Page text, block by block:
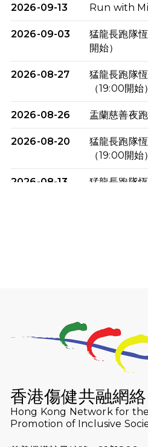
2026-09-13 Run with
2026-09-03
猛龍長跑隊
開始）
2026-08-27
猛龍長跑隊
（19:00開始）
2026-08-26 盂蘭慈善夜跑
2026-08-20
猛龍長跑隊
（19:00開始）
2026-08-13
猛龍長跑隊
2026-07-23
猛龍長跑隊
（19:00開始
猛龍長跑隊
2026-07-10
【猛龍戈壁
融網絡15周年
香港傷健共融網絡
Hong Kong Network for the
Promotion of Inclusive